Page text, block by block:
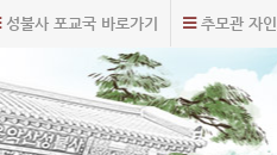
성불사 포교국 바로가기 추모관 자